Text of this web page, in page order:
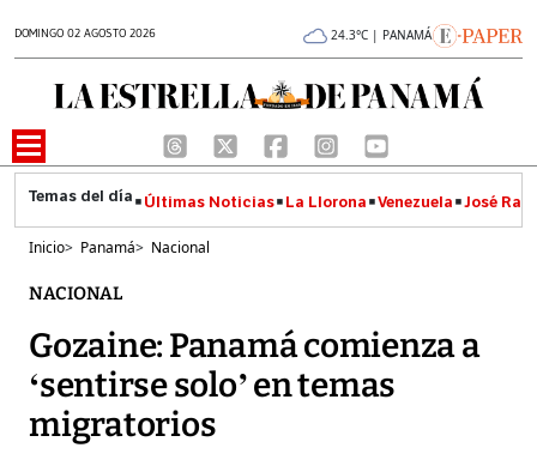
DOMINGO 02 AGOSTO 2026 24.3°C | PANAMÁ
Últimas Noticias La Llorona Venezuela José
Inicio> Panamá> Nacional
NACIONAL
Gozaine: Panamá comienza a
‘sentirse solo’ en temas
migratorios